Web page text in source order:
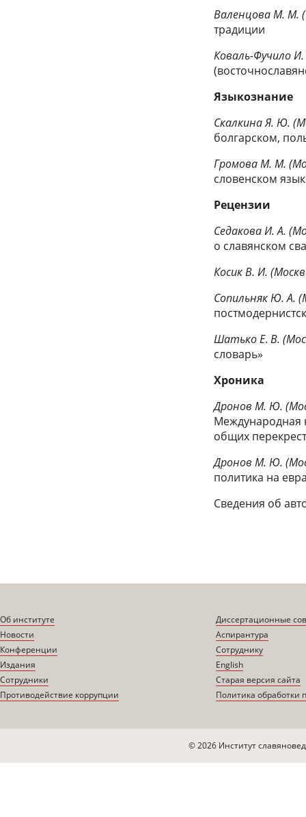
Валенцова М. М.
традиции
Коваль-Фучило
Языкознание
Скалкина Я. Ю.
болгарском,
Громова М. М.
словенском
Рецензии
Седакова И. А.
о славянском
Косик В. И.
Сопильняк Ю. А.
Шатько Е.В.
словарь»
Хроника
Дронов М. Ю.
Международная
общих
Дронов М. Ю.
политика на
Сведения об
Об институте
Новости
Конференции
Издания
Сотрудники
Противодействие коррупции
Диссертационные
Аспирантура
Сотруднику
English
Старая версия сайта
Политика обработки
© 2026 Институт